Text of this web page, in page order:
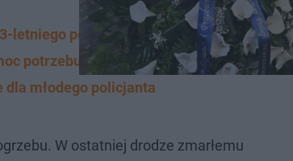
letniego policjanta
potrzebującym
młodego policjanta
W ostatniej drodze zmarłemu